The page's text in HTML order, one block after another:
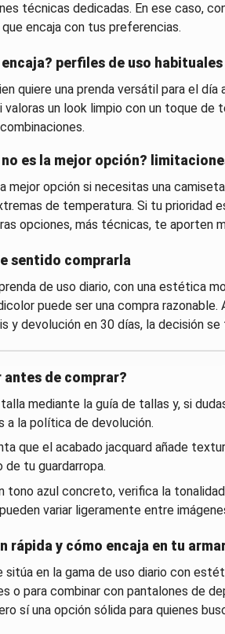
técnicas dedicadas. En ese caso,
encaja con tus preferencias.
perfiles de uso habituales
quiere una prenda versátil para el
valoras un look limpio con un toque
es la mejor opción?
mejor opción si necesitas una
de temperatura. Si tu prioridad
opciones, más técnicas, te aporten
sentido comprarla
de uso diario, con una estética
puede ser una compra
y devolución en 30 días, la decisión se
antes de comprar?
mediante la guía de tallas y, si
a la política de devolución.
que el acabado jacquard añade
tu guardarropa.
tono azul concreto, verifica la
variar ligeramente entre
rápida y cómo encaja en tu
sitúa en la gama de uso diario con
o para combinar con pantalones de
sí una opción sólida para quienes